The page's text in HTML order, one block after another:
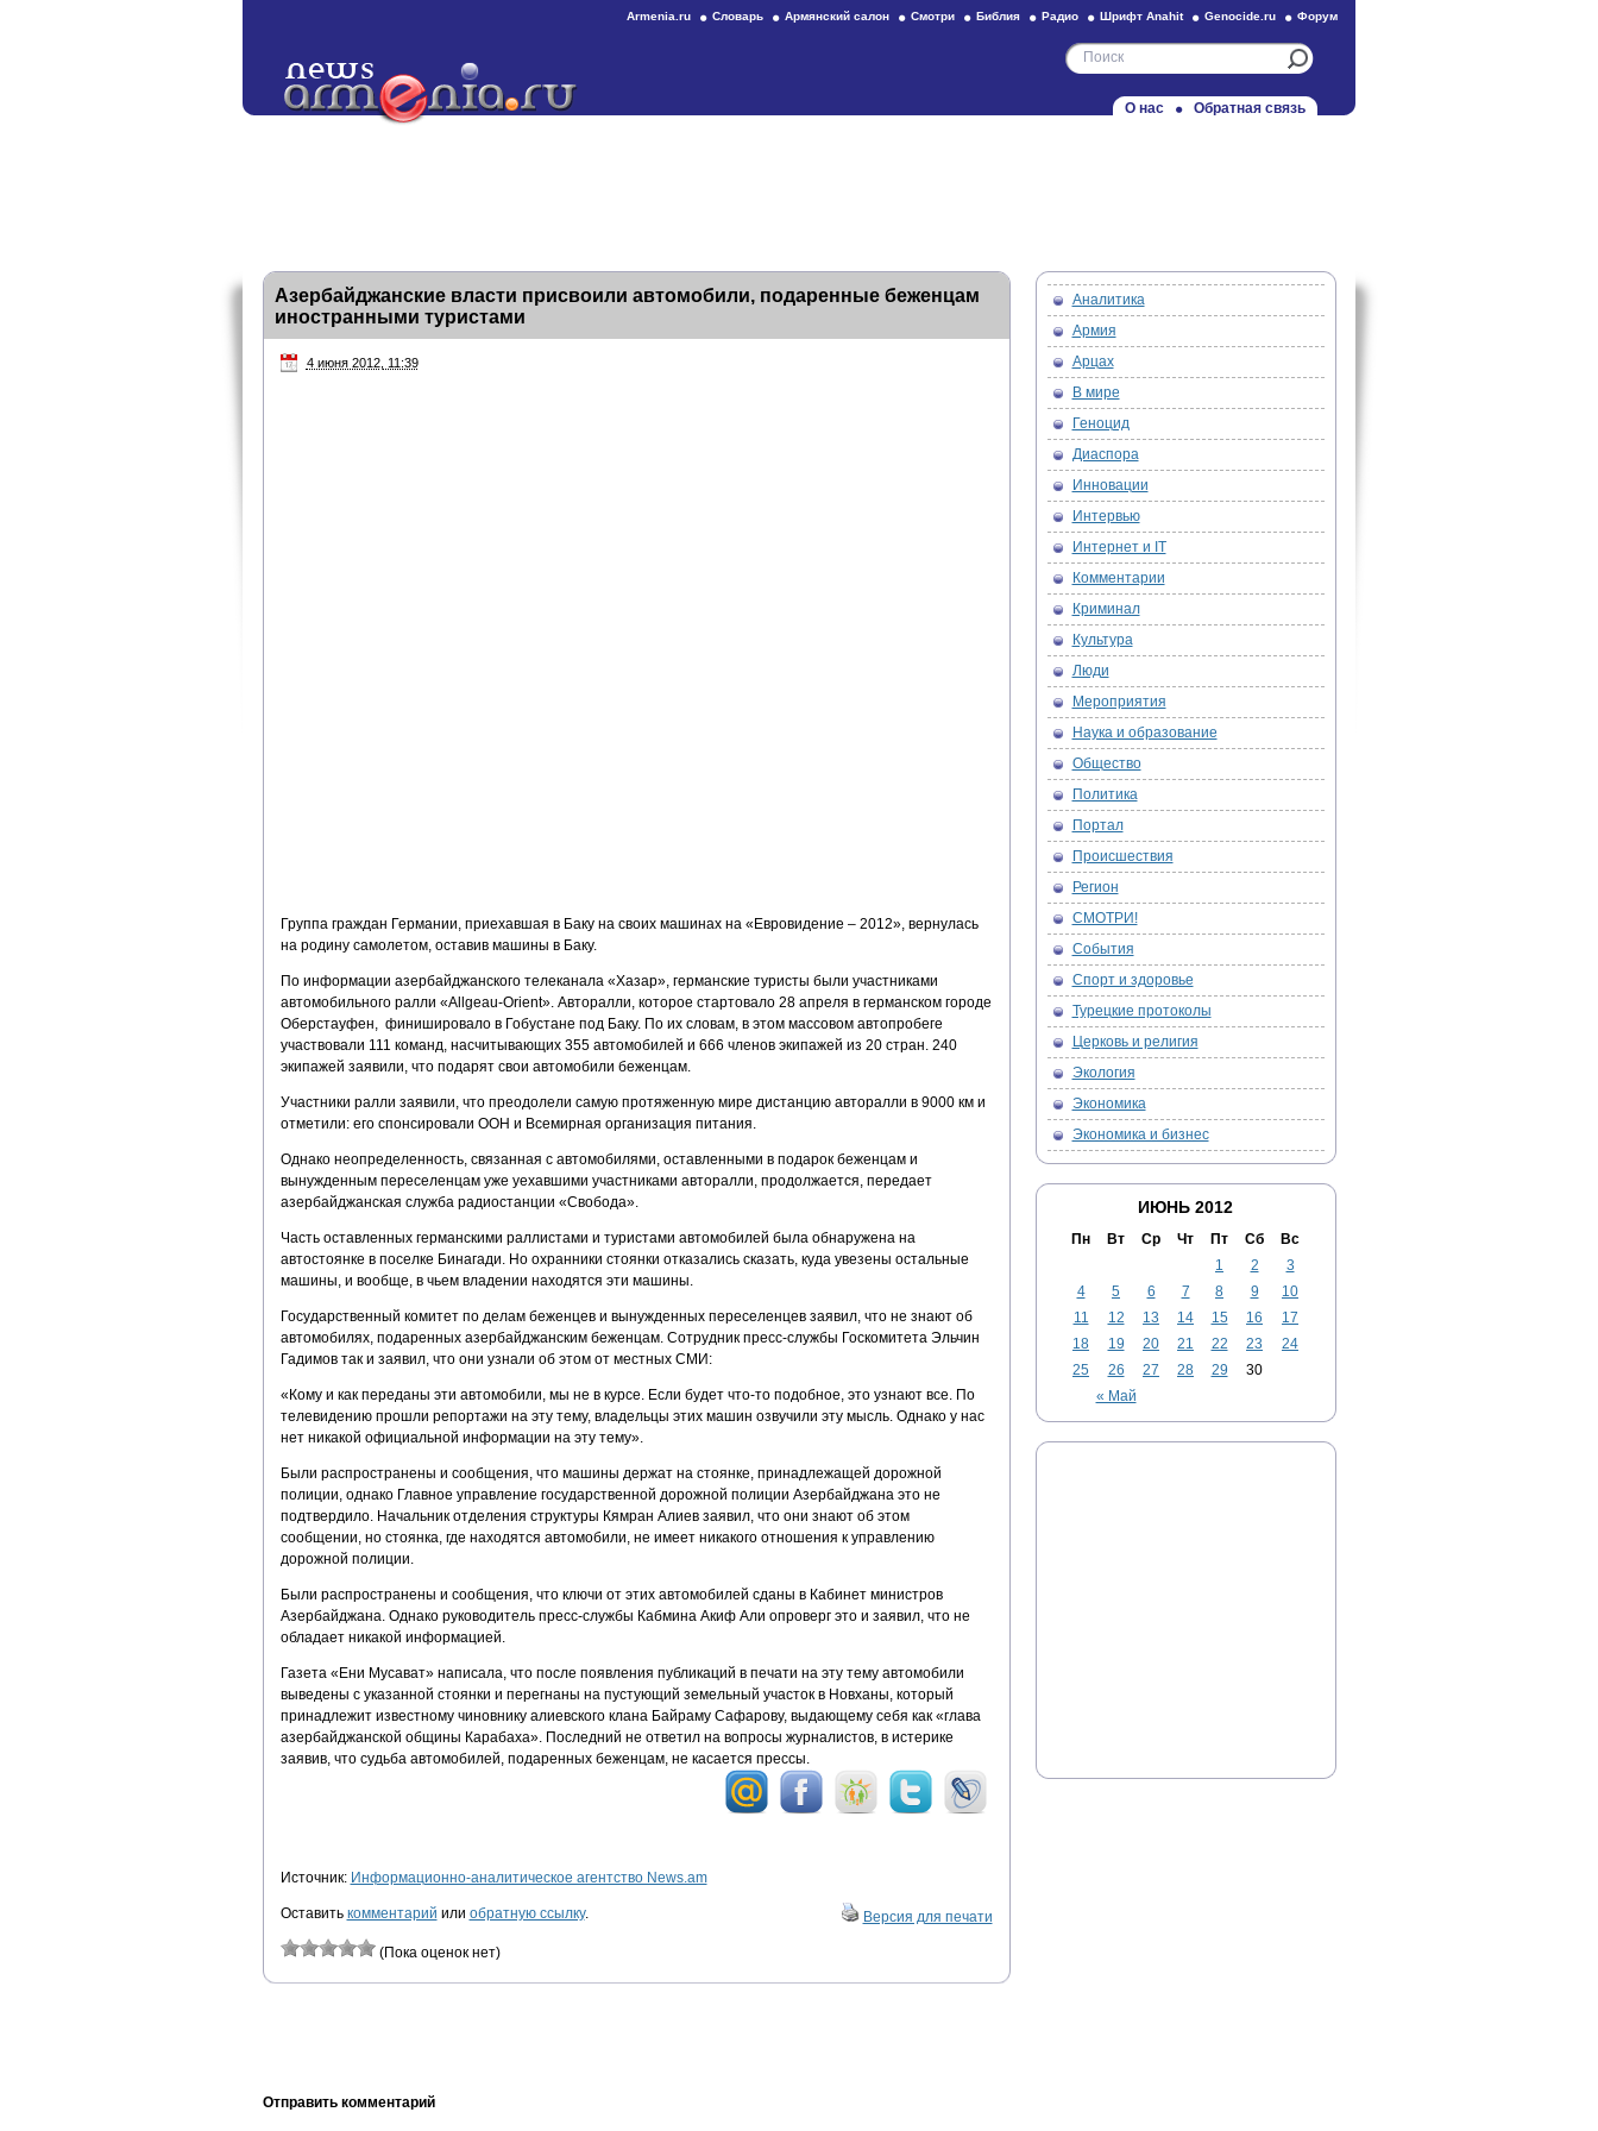
Armenia.ru Словарь Армянский салон Смотри Библия Радио Шрифт Anahit Genocide.ru Форум
О нас Обратная связь
Азербайджанские власти присвоили автомобили, подаренные беженцам
иностранными туристами
4 июня 2012, 11:39
Группа граждан Германии, приехавшая в Баку на своих машинах на «Евровидение – 2012», вернулась
на родину самолетом, оставив машины в Баку.
По информации азербайджанского телеканала «Хазар», германские туристы были участниками
автомобильного ралли «Allgeau-Orient». Авторалли, которое стартовало 28 апреля в германском городе
Оберстауфен, финишировало в Гобустане под Баку. По их словам, в этом массовом автопробеге
участвовали 111 команд, насчитывающих 355 автомобилей и 666 членов экипажей из 20 стран. 240
экипажей заявили, что подарят свои автомобили беженцам.
Участники ралли заявили, что преодолели самую протяженную мире дистанцию авторалли в 9000 км и
отметили: его спонсировали ООН и Всемирная организация питания.
Однако неопределенность, связанная с автомобилями, оставленными в подарок беженцам и
вынужденным переселенцам уже уехавшими участниками авторалли, продолжается, передает
азербайджанская служба радиостанции «Свобода».
Часть оставленных германскими раллистами и туристами автомобилей была обнаружена на
автостоянке в поселке Бинагади. Но охранники стоянки отказались сказать, куда увезены остальные
машины, и вообще, в чьем владении находятся эти машины.
Государственный комитет по делам беженцев и вынужденных переселенцев заявил, что не знают об
автомобилях, подаренных азербайджанским беженцам. Сотрудник пресс-службы Госкомитета Эльчин
Гадимов так и заявил, что они узнали об этом от местных СМИ:
«Кому и как переданы эти автомобили, мы не в курсе. Если будет что-то подобное, это узнают все. По
телевидению прошли репортажи на эту тему, владельцы этих машин озвучили эту мысль. Однако у нас
нет никакой официальной информации на эту тему».
Были распространены и сообщения, что машины держат на стоянке, принадлежащей дорожной
полиции, однако Главное управление государственной дорожной полиции Азербайджана это не
подтвердило. Начальник отделения структуры Кямран Алиев заявил, что они знают об этом
сообщении, но стоянка, где находятся автомобили, не имеет никакого отношения к управлению
дорожной полиции.
Были распространены и сообщения, что ключи от этих автомобилей сданы в Кабинет министров
Азербайджана. Однако руководитель пресс-службы Кабмина Акиф Али опроверг это и заявил, что не
обладает никакой информацией.
Газета «Ени Мусават» написала, что после появления публикаций в печати на эту тему автомобили
выведены с указанной стоянки и перегнаны на пустующий земельный участок в Новханы, который
принадлежит известному чиновнику алиевского клана Байраму Сафарову, выдающему себя как «глава
азербайджанской общины Карабаха». Последний не ответил на вопросы журналистов, в истерике
заявив, что судьба автомобилей, подаренных беженцам, не касается прессы.
Источник: Информационно-аналитическое агентство News.am
Оставить комментарий или обратную ссылку. Версия для печати
(Пока оценок нет)
Отправить комментарий
Аналитика
Армия
Арцах
В мире
Геноцид
Диаспора
Инновации
Интервью
Интернет и IT
Комментарии
Криминал
Культура
Люди
Мероприятия
Наука и образование
Общество
Политика
Портал
Происшествия
Регион
СМОТРИ!
События
Спорт и здоровье
Турецкие протоколы
Церковь и религия
Экология
Экономика
Экономика и бизнес
ИЮНЬ 2012
Пн Вт Ср Чт Пт Сб Вс
« Май
1 2
3
4
5 6 7 8 9
10
11
12 13 14 15 16
17
18
19 20 21 22 23
24
25
26 27 28 29 30